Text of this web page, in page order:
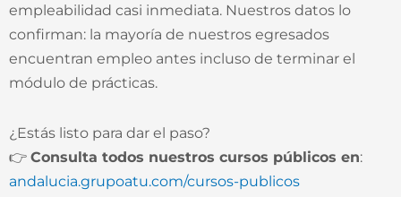
empleabilidad casi inmediata. Nuestros datos lo
confirman: la mayoría de nuestros egresados
encuentran empleo antes incluso de terminar el
módulo de prácticas.
¿Estás listo para dar el paso?
👉 Consulta todos nuestros cursos públicos en:
andalucia.grupoatu.com/cursos-publicos